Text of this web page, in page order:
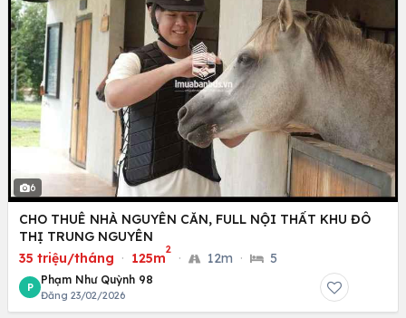
6
CHO THUÊ NHÀ NGUYÊN CĂN, FULL NỘI THẤT KHU ĐÔ
THỊ TRUNG NGUYÊN
35 triệu/tháng · 125m
2
· 12m · 5
P
Phạm Như Quỳnh 98
Đăng 23/02/2026